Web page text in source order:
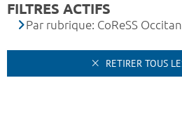
FILTRES ACTIFS
Par rubrique: CoReSS
RETIRER TOUS